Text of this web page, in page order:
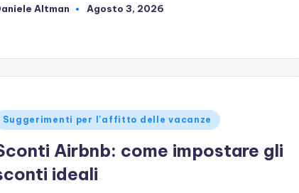
Altman Agosto 3, 2026
Suggerimenti per l'affitto delle vacanze
Airbnb: come impostare gli
ideali